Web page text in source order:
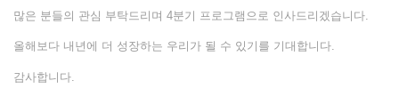
많은 분들의 관심 부탁드리며 4분기 프로그램으로 인사드리겠습니다.
올해보다 내년에 더 성장하는 우리가 될 수 있기를 기대합니다.
감사합니다.